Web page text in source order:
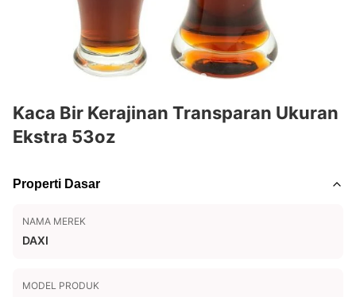
Kaca Bir Kerajinan Transparan Ukuran
Ekstra 53oz
Properti Dasar
NAMA MEREK
DAXI
MODEL PRODUK